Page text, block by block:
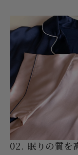
02. 眠りの質を